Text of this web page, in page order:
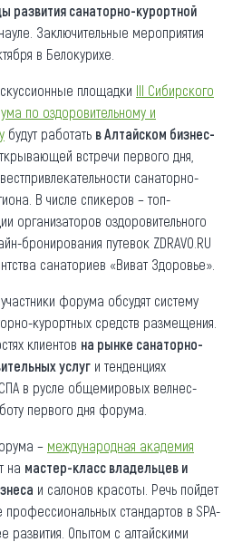
развития санаторно-курортной
Заключительные мероприятия
в Белокурихе.
площадки III Сибирского
по оздоровительному и
будут работать в Алтайском бизнес-
встречи первого дня,
санаторно-
В числе спикеров – топ-
организаторов оздоровительного
бронирования путевок ZDRAVO.RU
санаториев «Виват Здоровье».
форума обсудят систему
курортных средств размещения.
клиентов на рынке санаторно-
услуг и тенденциях
в русле общемировых велнес-
первого дня форума.
– международная академия
на мастер-класс владельцев и
и салонов красоты. Речь пойдет
стандартов в SPA-
развития. Опытом с алтайскими